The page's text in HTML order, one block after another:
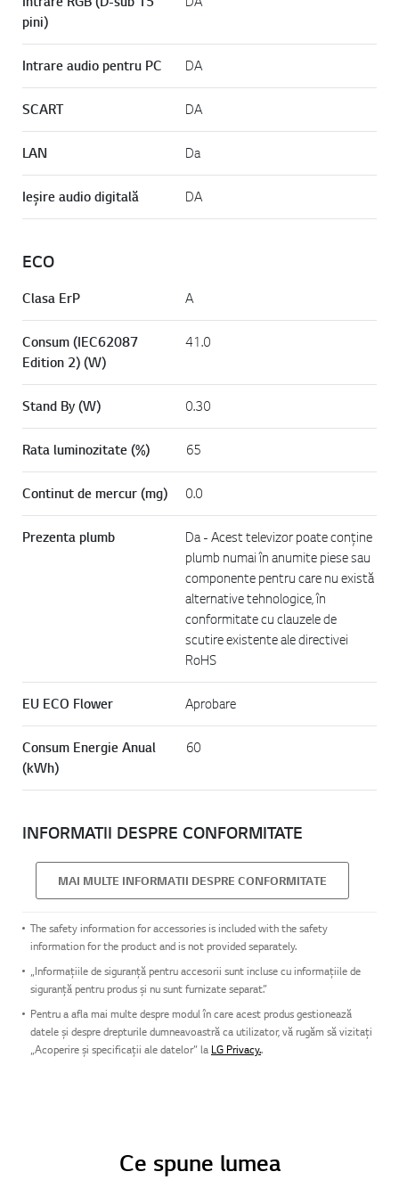
pini)
Intrare audio pentru PC DA
SCART DA
LAN Da
Ieşire audio digitală DA
ECO
Clasa ErP A
Consum (IEC62087
Edition 2) (W)
41.0
Stand By (W) 0.30
Rata luminozitate (%) 65
Continut de mercur (mg) 0.0
Prezenta plumb
Da - Acest televizor poate conţine
plumb numai în anumite piese sau
componente pentru care nu există
alternative tehnologice, în
conformitate cu clauzele de
scutire existente ale directivei
RoHS
EU ECO Flower Aprobare
Consum Energie Anual
(kWh)
60
INFORMATII DESPRE CONFORMITATE
MAI MULTE INFORMATII DESPRE CONFORMITATE
The safety information for accessories is included with the safety
information for the product and is not provided separately.
„Informațiile de siguranță pentru accesorii sunt incluse cu informațiile de
siguranță pentru produs și nu sunt furnizate separat.”
Pentru a afla mai multe despre modul în care acest produs gestionează
datele și despre drepturile dumneavoastră ca utilizator, vă rugăm să vizitați
„Acoperire și specificații ale datelor” la LG Privacy..
Ce spune lumea